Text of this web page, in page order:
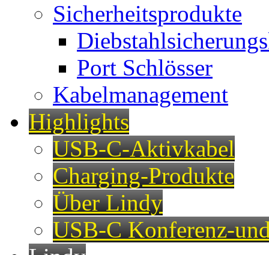
Sicherheitsprodukte
Port Schlösser
Kabelmanagement
Highlights
USB-C-Aktivkabel
Charging-Produkte
Über Lindy
USB-C Konferenz-